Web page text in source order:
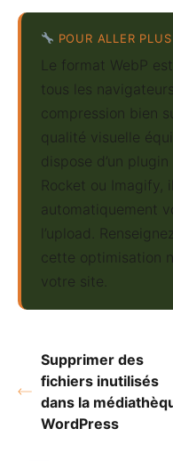
POUR ALLER
Le format WebP
tous les
compression bien
qualité visuelle
dispose d’un
Rocket ou Imagify,
automatiquement
l’upload.
cette optimisation
votre site.
Supprimer des
fichiers inutilisés
dans la
WordPress